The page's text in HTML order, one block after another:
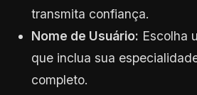
transmita confiança.
Nome de Usuário: Escolha
que inclua sua
completo.